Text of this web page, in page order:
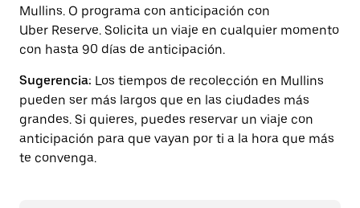
Mullins. O programa con anticipación con
Uber Reserve. Solicita un viaje en cualquier momento
con hasta 90 días de anticipación.
Sugerencia: Los tiempos de recolección en Mullins
pueden ser más largos que en las ciudades más
grandes. Si quieres, puedes reservar un viaje con
anticipación para que vayan por ti a la hora que más
te convenga.